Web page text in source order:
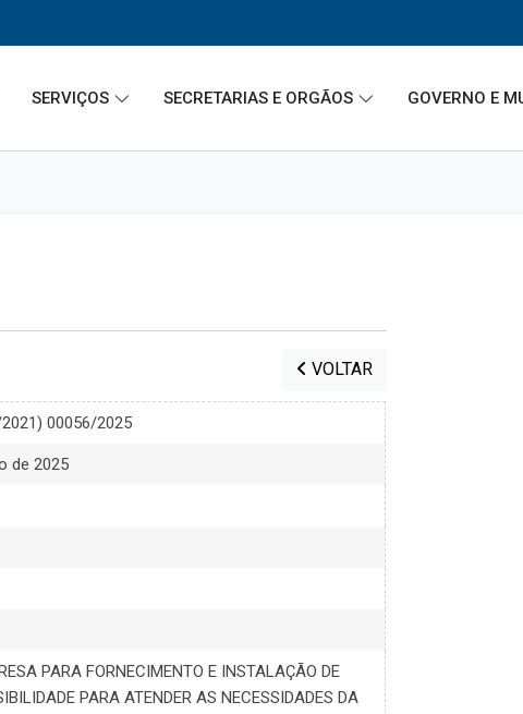
SERVIÇOS SECRETARIAS E ORGÃOS GOVERNO E
VOLTAR
00056/2025
de 2025
PARA FORNECIMENTO E INSTALAÇÃO DE
PARA ATENDER AS NECESSIDADES DA